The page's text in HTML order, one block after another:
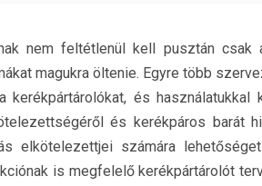
nem feltétlenül kell pusztán csak
magukra öltenie. Egyre több
kerékpártárolókat, és használatukkal
és kerékpáros barát
elkötelezettjei számára lehetőséget
is megfelelő kerékpártárolót